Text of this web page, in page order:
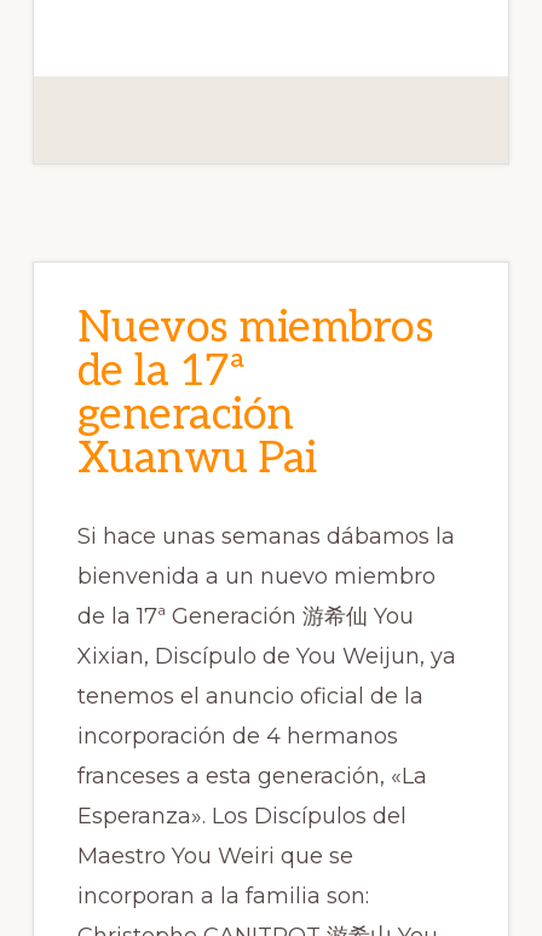
Nuevos miembros
de la 17ª
generación
Xuanwu Pai
Si hace unas semanas dábamos la
bienvenida a un nuevo miembro
de la 17ª Generación 游希仙 You
Xixian, Discípulo de You Weijun, ya
tenemos el anuncio oficial de la
incorporación de 4 hermanos
franceses a esta generación, «La
Esperanza». Los Discípulos del
Maestro You Weiri que se
incorporan a la familia son: